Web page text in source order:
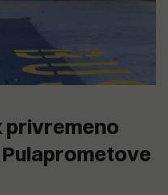
privremeno